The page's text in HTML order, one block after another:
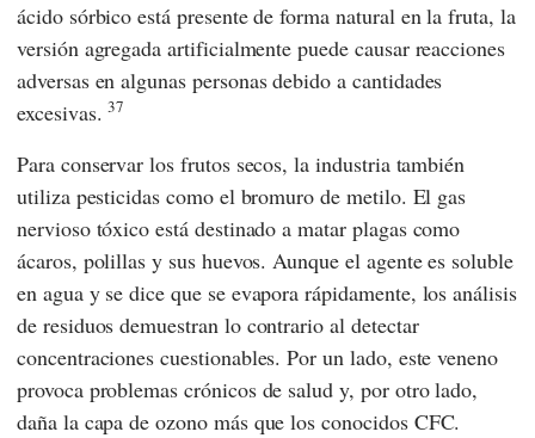
ácido sórbico está presente de forma natural en la fruta, la
versión agregada artificialmente puede causar reacciones
adversas en algunas personas debido a cantidades
excesivas.37
Para conservar los frutos secos, la industria también
utiliza pesticidas como el bromuro de metilo. El gas
nervioso tóxico está destinado a matar plagas como
ácaros, polillas y sus huevos. Aunque el agente es soluble
en agua y se dice que se evapora rápidamente, los análisis
de residuos demuestran lo contrario al detectar
concentraciones cuestionables. Por un lado, este veneno
provoca problemas crónicos de salud y, por otro lado,
daña la capa de ozono más que los conocidos CFC.